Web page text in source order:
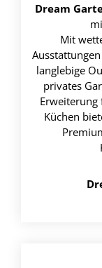
Dream
Mit
langlebige
privates
Erweiterung
Küchen